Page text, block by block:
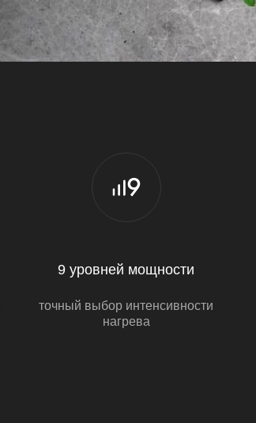
9 уровней мощности
точный выбор интенсивности
нагрева